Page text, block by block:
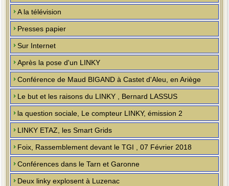
A la télévision
Presses papier
Sur Internet
Après la pose d'un LINKY
Conférence de Maud BIGAND à Castet d'Aleu, en Ariège
Le but et les raisons du LINKY , Bernard LASSUS
la question sociale, Le compteur LINKY, émission 2
LINKY ETAZ, les Smart Grids
Foix, Rassemblement devant le TGI , 07 Février 2018
Conférences dans le Tarn et Garonne
Deux linky explosent à Luzenac